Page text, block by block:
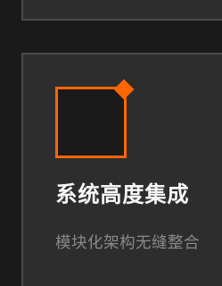
系统高度集成
模块化架构无缝整合